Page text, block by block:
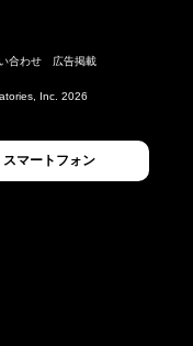
合わせ 広告掲載
Inc. 2026
スマートフォン